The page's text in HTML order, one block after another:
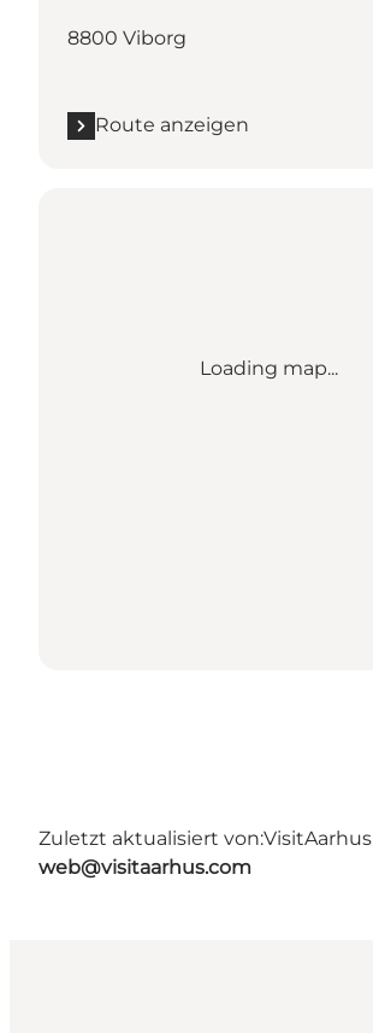
8800 Viborg
Route anzeigen
Loading map...
Zuletzt aktualisiert von:VisitAarhus
web@visitaarhus.com